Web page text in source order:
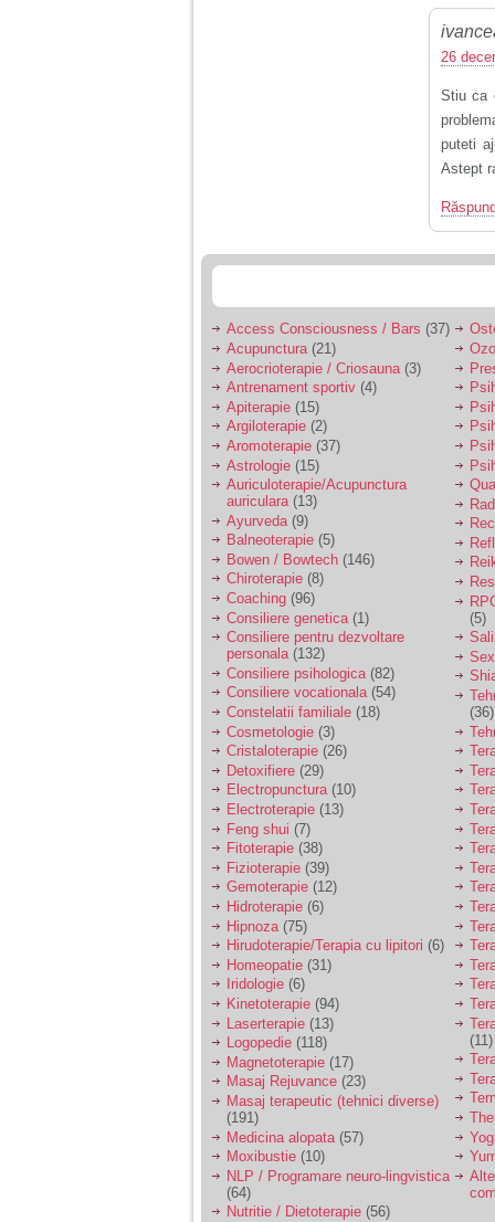
26
Stiu ca
puteti
Astept
Access Consciousness / Bars (37)
Acupunctura (21)
Aerocrioterapie / Criosauna (3)
Antrenament sportiv (4)
Apiterapie (15)
Argiloterapie (2)
Aromoterapie (37)
Astrologie (15)
Auriculoterapie/Acupunctura
auriculara(13)
Ayurveda (9)
Balneoterapie (5)
Bowen / Bowtech (146)
Chiroterapie (8)
Coaching (96)
Consiliere genetica (1)
Consiliere pentru dezvoltare
personala(132)
Consiliere psihologica (82)
Consiliere vocationala(54)
Constelatii familiale (18)
Cosmetologie (3)
Cristaloterapie (26)
Detoxifiere (29)
Electropunctura(10)
Electroterapie (13)
Feng shui (7)
Fitoterapie (38)
Fizioterapie (39)
Gemoterapie (12)
Hidroterapie (6)
Hipnoza (75)
Hirudoterapie/Terapia cu lipitori (6)
Homeopatie (31)
Iridologie (6)
Kinetoterapie (94)
Laserterapie (13)
Logopedie (118)
Magnetoterapie (17)
Masaj Rejuvance (23)
Masaj terapeutic (tehnici diverse)
(191)
Medicina alopata (57)
Moxibustie (10)
NLP / Programare neuro-lingvistica
(64)
Nutritie / Dietoterapie (56)
(5)
(36)
(11)